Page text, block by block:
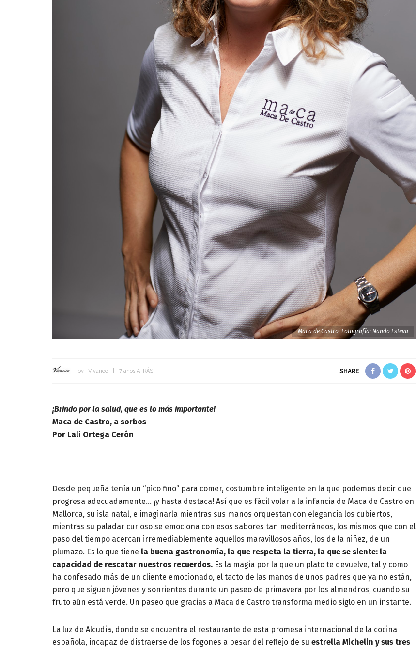
Maca de Castro. Fotografía: Nando Esteva
by : Vivanco 7 años ATRÁS SHARE
¡Brindo por la salud, que es lo más importante!
Maca de Castro, a sorbos
Por Lali Ortega Cerón
Desde pequeña tenía un “pico fino” para comer, costumbre inteligente en la que podemos decir que
progresa adecuadamente… ¡y hasta destaca! Así que es fácil volar a la infancia de Maca de Castro en
Mallorca, su isla natal, e imaginarla mientras sus manos orquestan con elegancia los cubiertos,
mientras su paladar curioso se emociona con esos sabores tan mediterráneos, los mismos que con el
paso del tiempo acercan irremediablemente aquellos maravillosos años, los de la niñez, de un
plumazo. Es lo que tiene la buena gastronomía, la que respeta la tierra, la que se siente: la
capacidad de rescatar nuestros recuerdos. Es la magia por la que un plato te devuelve, tal y como
ha confesado más de un cliente emocionado, el tacto de las manos de unos padres que ya no están,
pero que siguen jóvenes y sonrientes durante un paseo de primavera por los almendros, cuando su
fruto aún está verde. Un paseo que gracias a Maca de Castro transforma medio siglo en un instante.
La luz de Alcudia, donde se encuentra el restaurante de esta promesa internacional de la cocina
española, incapaz de distraerse de los fogones a pesar del reflejo de su estrella Michelin y sus tres